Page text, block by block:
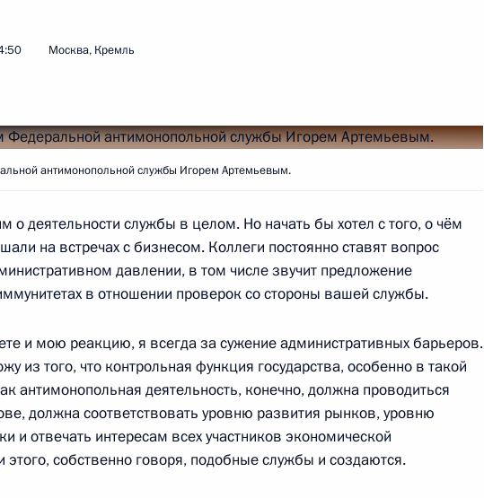
Маттео Ренци
Милан
Совета министров Италии Маттео
1
на Всемирной универсальной выставке
13
Москва, Кремль
антимонопольной службы Игорем Артемьевым.
о деятельности службы в целом. Но начать бы хотел с того, о чём
на встречах с бизнесом. Коллеги постоянно ставят вопрос
давлении, в том числе звучит предложение
в отношении проверок со стороны вашей службы.
и мою реакцию, я всегда за сужение административных барьеров.
из того, что контрольная функция государства, особенно в такой
антимонопольная деятельность, конечно, должна проводиться
должна соответствовать уровню развития рынков, уровню
и отвечать интересам всех участников экономической
этого, собственно говоря, подобные службы и создаются.